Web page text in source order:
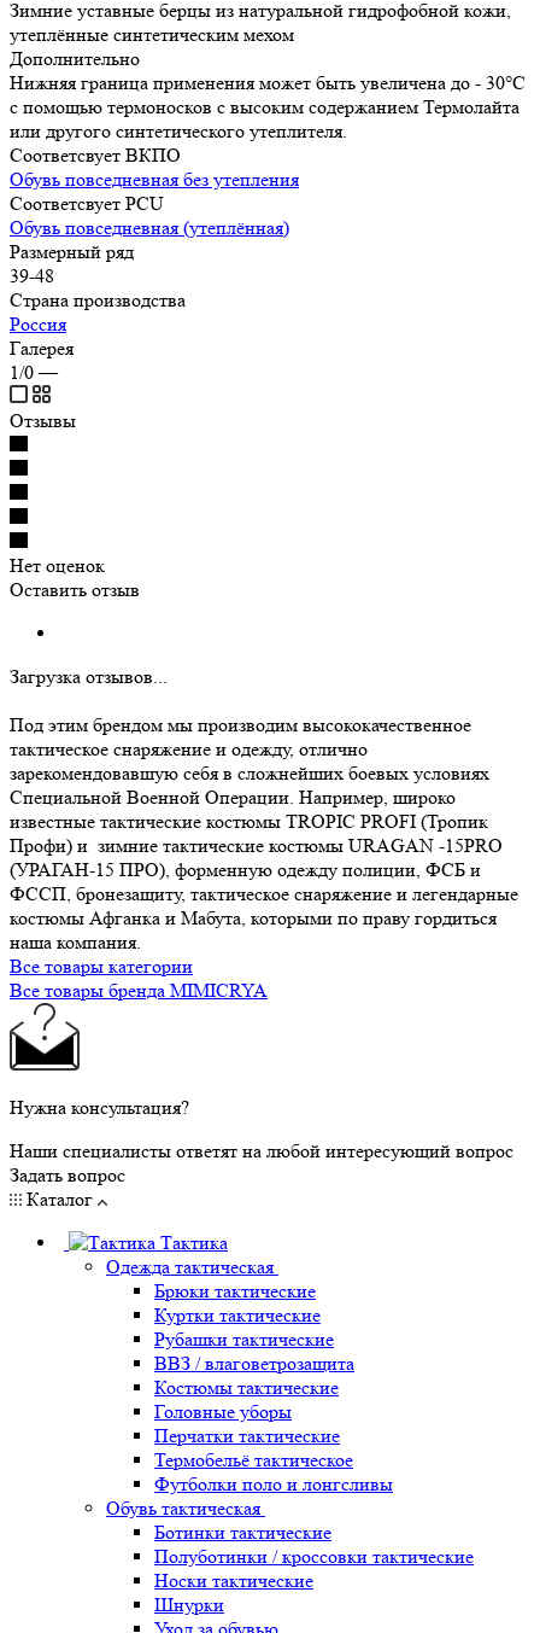
Зимние уставные берцы из натуральной гидрофобной кожи,
утеплённые синтетическим мехом
Дополнительно
Нижняя граница применения может быть увеличена до - 30°C
с помощью термоносков с высоким содержанием Термолайта
или другого синтетического утеплителя.
Соответсвует ВКПО
Обувь повседневная без утепления
Соответсвует PCU
Обувь повседневная (утеплённая)
Размерный ряд
39-48
Страна производства
Россия
Галерея
1/0 —
Отзывы
Нет оценок
Оставить отзыв
Загрузка отзывов...
Под этим брендом мы производим высококачественное
тактическое снаряжение и одежду, отлично
зарекомендовавшую себя в сложнейших боевых условиях
Специальной Военной Операции. Например, широко
известные тактические костюмы TROPIC PROFI (Тропик
Профи) и зимние тактические костюмы URAGAN -15PRO
(УРАГАН-15 ПРО), форменную одежду полиции, ФСБ и
ФССП, бронезащиту, тактическое снаряжение и легендарные
костюмы Афганка и Мабута, которыми по праву гордиться
наша компания.
Все товары категории
Все товары бренда MIMICRYA
Нужна консультация?
Наши специалисты ответят на любой интересующий вопрос
Задать вопрос
Каталог
Тактика
Одежда тактическая
Брюки тактические
Куртки тактические
Рубашки тактические
ВВЗ / влаговетрозащита
Костюмы тактические
Головные уборы
Перчатки тактические
Термобельё тактическое
Футболки поло и лонгсливы
Обувь тактическая
Ботинки тактические
Полуботинки / кроссовки тактические
Носки тактические
Шнурки